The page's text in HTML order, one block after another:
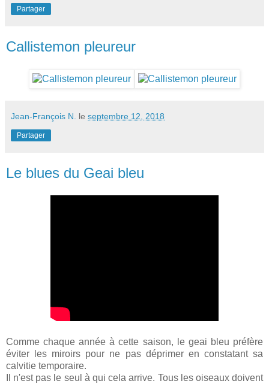
Partager
Callistemon pleureur
Jean-François N. le septembre 12, 2018
Partager
Le blues du Geai bleu
Comme chaque année à cette saison, le geai bleu préfère
éviter les miroirs pour ne pas déprimer en constatant sa
calvitie temporaire.
Il n'est pas le seul à qui cela arrive. Tous les oiseaux doivent